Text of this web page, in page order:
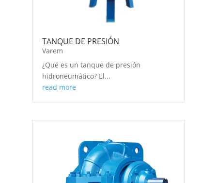
TANQUE DE PRESIÓN
Varem
¿Qué es un tanque de presión
hidroneumático? El...
read more